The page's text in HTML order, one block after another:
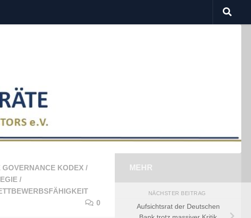
GOVERNANCE KODEX /
/
0
MEHR
NÄCHSTER BEITRAG
Aufsichtsrat der Deutschen